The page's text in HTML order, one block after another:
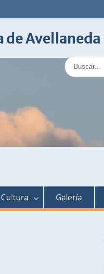
Avellaneda
Buscar:
Cultura Galería